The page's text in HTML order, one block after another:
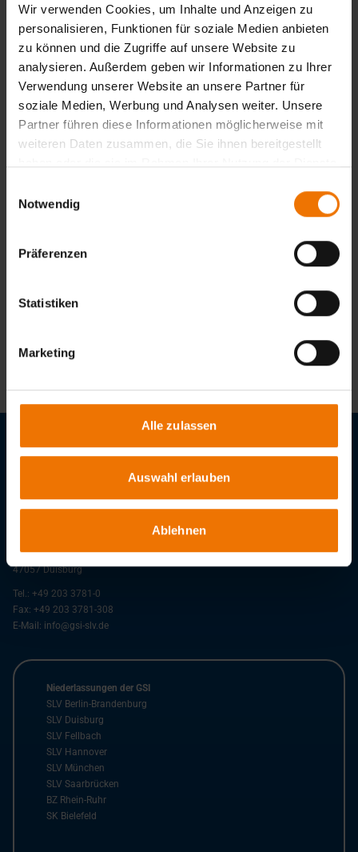
Wir verwenden Cookies, um Inhalte und Anzeigen zu
personalisieren, Funktionen für soziale Medien anbieten
zu können und die Zugriffe auf unsere Website zu
analysieren. Außerdem geben wir Informationen zu Ihrer
Verwendung unserer Website an unsere Partner für
soziale Medien, Werbung und Analysen weiter. Unsere
Partner führen diese Informationen möglicherweise mit
weiteren Daten zusammen, die Sie ihnen bereitgestellt
Notwendig
Präferenzen
Statistiken
Marketing
Alle zulassen
Auswahl erlauben
Ablehnen
Beschichtungsinspektor nach FROSIO (Teil 2 für
Kolonnenführer).
Zurück
Übersicht
Termine:
Stellenangebote
GSI - Gesellschaft für Schweißtechnik International mbH
Bismarckstr. 85
47057Duisburg
Tel.: +49 203 3781-0
Fax: +49 203 3781-308
E-Mail: info@gsi-slv.de
Niederlassungen der GSI
SLV Berlin-Brandenburg
SLV Duisburg
SLV Fellbach
SLV Hannover
SLV München
SLV Saarbrücken
BZ Rhein-Ruhr
SK Bielefeld